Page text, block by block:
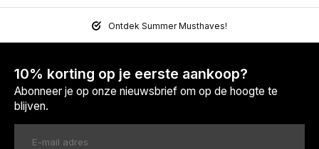
Ontdek Summer Musthaves!
10% korting op je eerste aankoop?
Abonneer je op onze nieuwsbrief om op de hoogte te
blijven.